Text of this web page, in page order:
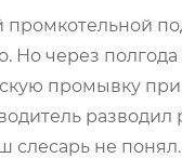
промкотельной
Но через полгода
промывку при
разводил
слесарь не